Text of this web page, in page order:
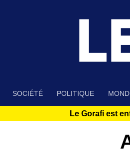
SOCIÉTÉ POLITIQUE
Le Gorafi est